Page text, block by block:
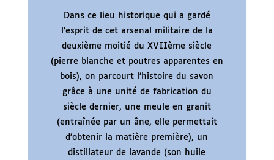
Dans ce lieu historique qui a gardé
l’esprit de cet arsenal militaire de la
deuxième moitié du XVIIème siècle
(pierre blanche et poutres apparentes en
bois), on parcourt l’histoire du savon
grâce à une unité de fabrication du
siècle dernier, une meule en granit
(entraînée par un âne, elle permettait
d’obtenir la matière première), un
distillateur de lavande (son huile